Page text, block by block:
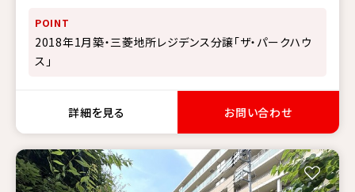
POINT
2018年1月築・三菱地所レジデンス分譲「ザ・パークハウ
ス」
詳細を見る お問い合わせ